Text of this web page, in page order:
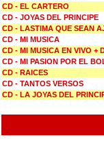
CD - EL CARTERO
CD - JOYAS DEL PRINCIPE
CD - LASTIMA QUE SEAN
CD - MI MUSICA
CD - MI MUSICA EN VIVO +
CD - MI PASION POR EL
CD - RAICES
CD - TANTOS VERSOS
CD - LA JOYAS DEL